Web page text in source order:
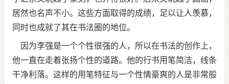
居然也名声不小。这些方面取得的成绩，足以让人羡慕，
同时也成就了其在书法圈的地位。
因为李强是一个个性很强的人，所以在书法的创作上，
他一直在走着张扬个性的道路。他的行书用笔简洁，线条
干净利落。这样的用笔特征与一个性情豪爽的人是非常般